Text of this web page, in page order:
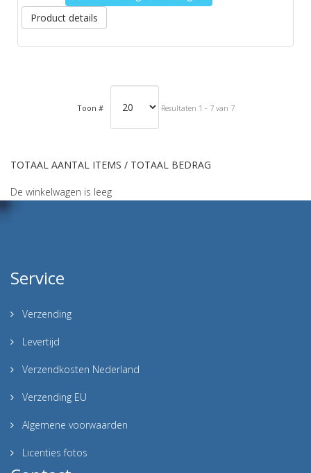
Product details
Toon # Resultaten 1 - 7 van 7
TOTAAL AANTAL ITEMS / TOTAAL BEDRAG
De winkelwagen is leeg
Service
Verzending
Levertijd
Verzendkosten Nederland
Verzending EU
Algemene voorwaarden
Licenties fotos